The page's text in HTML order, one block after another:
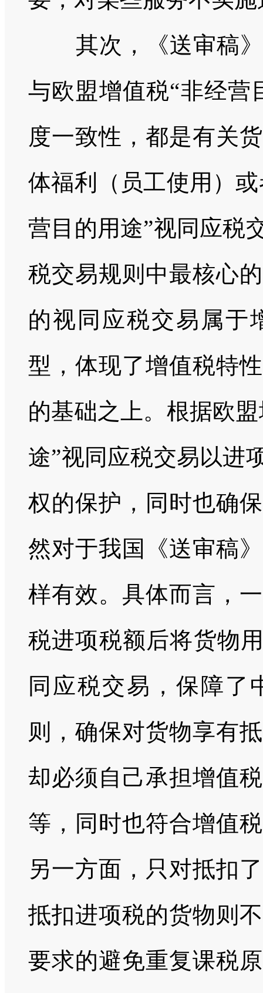
其次，《送审稿》
与欧盟增值税“非经营
度一致性，都是有关
体福利（员工使用）
营目的用途”视同应税
税交易规则中最核心
的视同应税交易属于
型，体现了增值税特
的基础之上。根据欧
途”视同应税交易以进
权的保护，同时也确
然对于我国《送审稿
样有效。具体而言，
税进项税额后将货物
同应税交易，保障了
则，确保对货物享有
却必须自己承担增值
等，同时也符合增值
另一方面，只对抵扣
抵扣进项税的货物则
要求的避免重复课税